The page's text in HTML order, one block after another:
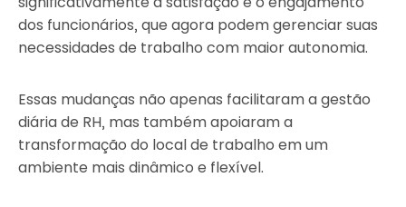
dos funcionários, que agora podem gerenciar suas
necessidades de trabalho com maior autonomia.
Essas mudanças não apenas facilitaram a gestão
diária de RH, mas também apoiaram a
transformação do local de trabalho em um
ambiente mais dinâmico e flexível.